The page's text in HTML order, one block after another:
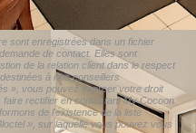
sont enregistrées dans un fichier
de contact. Elles sont
de la relation client dans le respect
à nos conseillers
», vous pouvez exercer votre droit
rectifier en contactant My Cocoon
de l'existence de la liste
», sur laquelle vous pouvez vous